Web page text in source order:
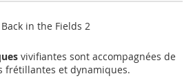
Back in the Fields 2
vivifiantes sont accompagnées de
frétillantes et dynamiques.